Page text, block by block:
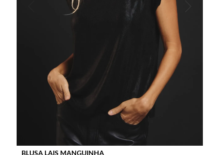
BLUSA LAIS MANGUINHA